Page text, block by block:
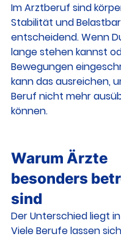
Im Arztberuf sind
Stabilität und
entscheidend. Wenn
lange stehen kannst
Bewegungen
kann das ausreichen,
Beruf nicht mehr
können.
Warum Ärzte
besonders
sind
Der Unterschied liegt
Viele Berufe lassen